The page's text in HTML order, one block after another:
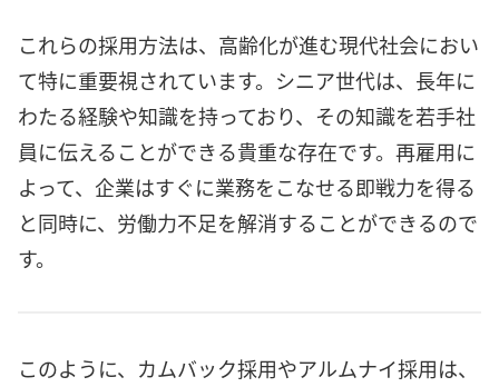
これらの採用方法は、高齢化が進む現代社会におい
て特に重要視されています。シニア世代は、長年に
わたる経験や知識を持っており、その知識を若手社
員に伝えることができる貴重な存在です。再雇用に
よって、企業はすぐに業務をこなせる即戦力を得る
と同時に、労働力不足を解消することができるので
す。
このように、カムバック採用やアルムナイ採用は、